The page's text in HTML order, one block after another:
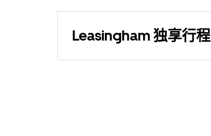
Leasingham 独享行程